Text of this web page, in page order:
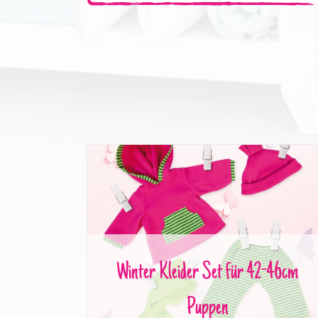
Winter Kleider Set für 42-46cm Puppen
Winter Kleider Set für 42-46cm
Puppen